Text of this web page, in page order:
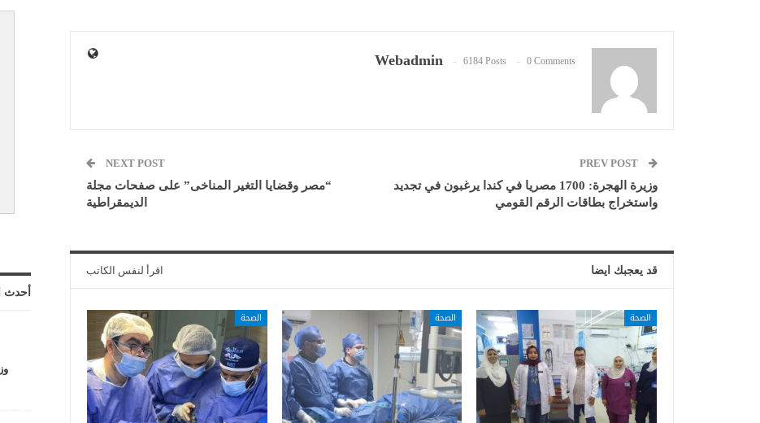
Webadmin 6184 Posts 0 Comments
وزيرة الهجرة: 1700 مصريا في كندا يرغبون في تجديد
واستخراج بطاقات الرقم القومي
NEXT POST
“مصر وقضايا التغير المناخى” على صفحات مجلة
الديمقراطية
قد يعجبك ايضا اقرأ لنفس الكاتب
الصحة الصحة الصحة
أحدث